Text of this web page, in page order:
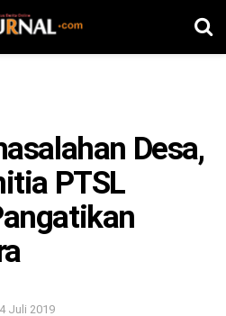
Desa,
PTSL
Juli 2019